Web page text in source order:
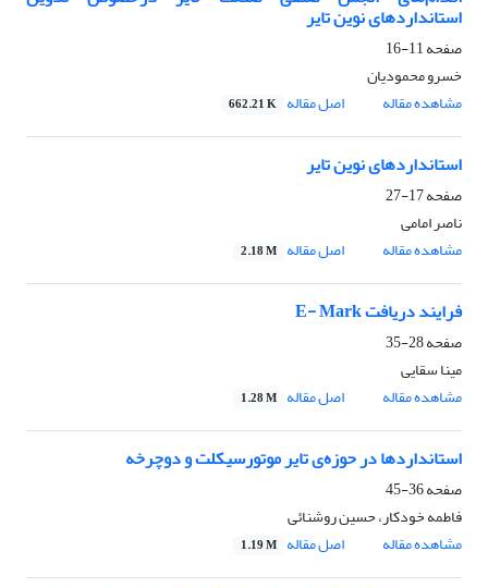
استانداردهای نوین تایر
صفحه11-16
خسرو محمودیان
مشاهده مقاله
اصل مقاله 662.21 K
استانداردهای نوین تایر
صفحه17-27
ناصر امامی
مشاهده مقاله
اصل مقاله 2.18 M
فرایند دریافت E- Mark
صفحه28-35
مینا سقایی
مشاهده مقاله
اصل مقاله 1.28 M
استانداردها در حوزه‌ی تایر موتورسیکلت و دوچرخه
صفحه36-45
فاطمه خودکار، حسین روشنائی
مشاهده مقاله
اصل مقاله 1.19 M